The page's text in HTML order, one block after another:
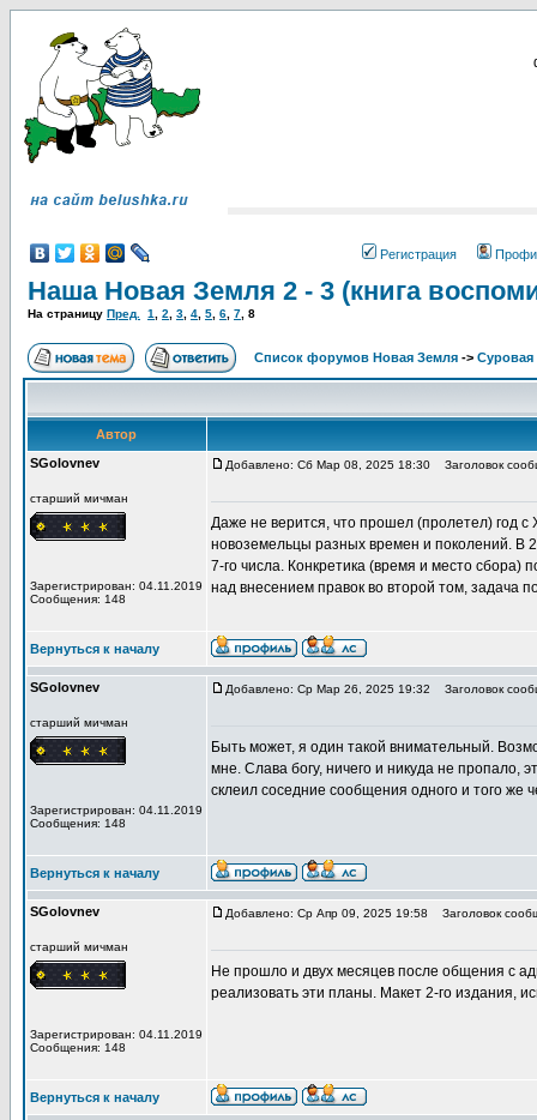
Регистрация
Наша Новая Земля 2 - 3 (книга
На страницу Пред. 1 2 3 4 5 6 7 8
Список форумов Новая Земля -> Суровая
Автор
SGolovnev
старший мичман
Зарегистрирован: 04.11.2019
Сообщения: 148
Добавлено: Сб Мар 08, 2025 18:30 Заголовок
Даже не верится, что прошел (пролетел) год
новоземельцы разных времен и поколений. В
7-го числа. Конкретика (время и место
над внесением правок во второй том, задача
Вернуться к началу
SGolovnev
старший мичман
Зарегистрирован: 04.11.2019
Сообщения: 148
Добавлено: Ср Мар 26, 2025 19:32 Заголовок
Быть может, я один такой внимательный.
мне. Слава богу, ничего и никуда не пропало,
склеил соседние сообщения одного и того же
Вернуться к началу
SGolovnev
старший мичман
Зарегистрирован: 04.11.2019
Сообщения: 148
Добавлено: Ср Апр 09, 2025 19:58 Заголовок
Не прошло и двух месяцев после общения с
реализовать эти планы. Макет 2-го издания,
Вернуться к началу